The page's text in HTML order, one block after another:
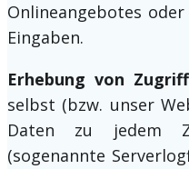
Onlineangebotes
Eingaben.
Erhebung von
selbst (bzw. unser
Daten zu jedem
(sogenannte